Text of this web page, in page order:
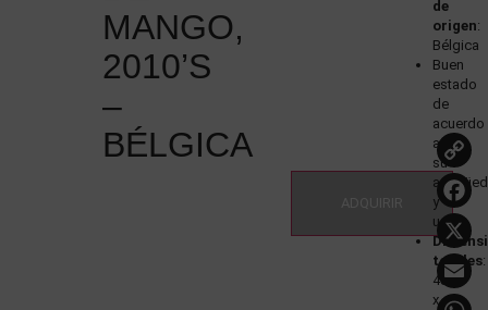
MANGO,
2010’S
–
BÉLGICA
de
origen:
Bélgica
Buen
estado
de
acuerdo
a
su
y
uso
totales:
48
x